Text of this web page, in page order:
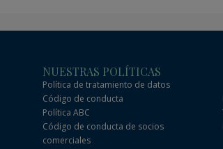
NUESTRAS POLÍTICAS
Política de tratamiento de datos
Código de conducta
Política ABC
Código de conducta de socios
comerciales